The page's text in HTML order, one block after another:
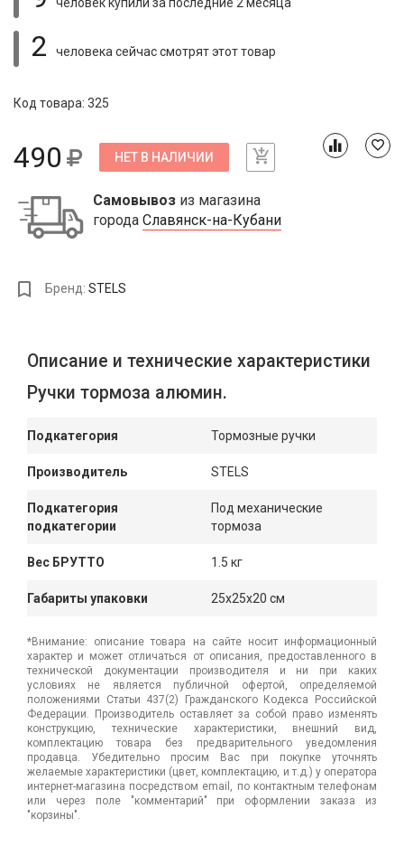
2 человека сейчас смотрятэтот товар
Код товара: 325
490 НЕТ В НАЛИЧИИ
Самовывоз из магазина
города Славянск-на-Кубани
Бренд: STELS
Описание и технические характеристики
Ручки тормоза алюмин.
Подкатегория Тормозные ручки
Производитель STELS
Подкатегория
подкатегории
Под механические
тормоза
Вес БРУТТО 1.5 кг
Габариты упаковки 25x25x20 см
*Внимание: описание товара на сайте носит информационный
характер и может отличаться от описания, предоставленного в
технической документации производителя и ни при каких
условиях не является публичной офертой, определяемой
положениями Статьи 437(2) Гражданского Кодекса Российской
Федерации. Производитель оставляет за собой право изменять
конструкцию, технические характеристики, внешний вид,
комплектацию товара без предварительного уведомления
продавца. Убедительно просим Вас при покупке уточнять
желаемые характеристики (цвет, комплектацию, и т.д.) у оператора
интернет-магазина посредством email, по контактным телефонам
или через поле "комментарий" при оформлении заказа из
"корзины".